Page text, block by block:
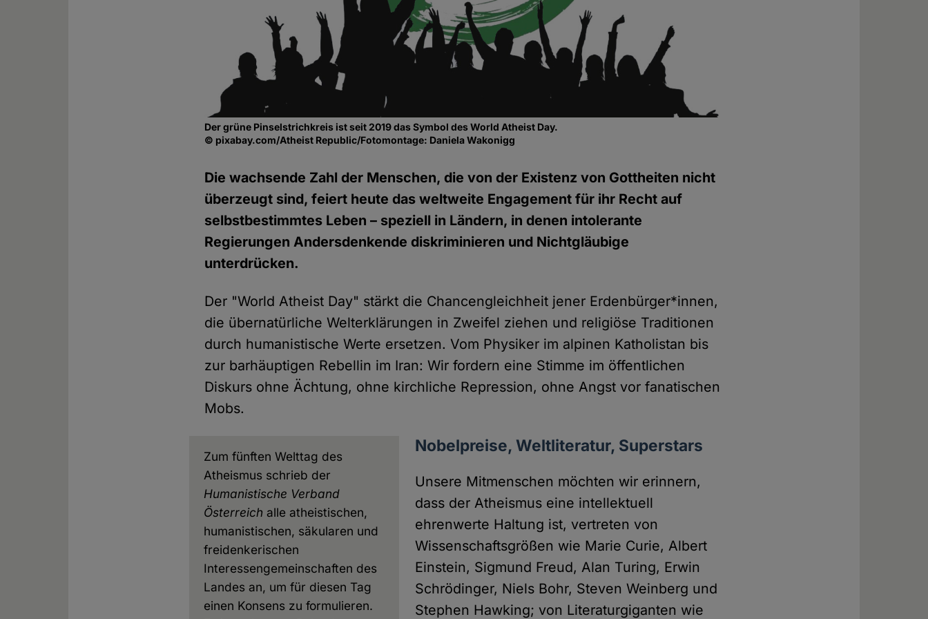
Der grüne Pinselstrichkreis ist seit 2019 das Symbol des World Atheist Day.
© pixabay.com/Atheist Republic/Fotomontage: Daniela Wakonigg
Die wachsende Zahl der Menschen, die von der Existenz von Gottheiten nicht
überzeugt sind, feiert heute das weltweite Engagement für ihr Recht auf
selbstbestimmtes Leben – speziell in Ländern, in denen intolerante
Regierungen Andersdenkende diskriminieren und Nichtgläubige
unterdrücken.
Der "World Atheist Day" stärkt die Chancengleichheit jener Erdenbürger*innen,
die übernatürliche Welterklärungen in Zweifel ziehen und religiöse Traditionen
durch humanistische Werte ersetzen. Vom Physiker im alpinen Katholistan bis
zur barhäuptigen Rebellin im Iran: Wir fordern eine Stimme im öffentlichen
Diskurs ohne Ächtung, ohne kirchliche Repression, ohne Angst vor fanatischen
Mobs.
Zum fünften Welttag des
Atheismus schrieb der
Humanistische Verband
Österreich alle atheistischen,
humanistischen, säkularen und
freidenkerischen
Interessengemeinschaften des
Landes an, um für diesen Tag
einen Konsens zu formulieren.
Nobelpreise, Weltliteratur, Superstars
Unsere Mitmenschen möchten wir erinnern,
dass der Atheismus eine intellektuell
ehrenwerte Haltung ist, vertreten von
Wissenschaftsgrößen wie Marie Curie, Albert
Einstein, Sigmund Freud, Alan Turing, Erwin
Schrödinger, Niels Bohr, Steven Weinberg und
Stephen Hawking; von Literaturgiganten wie